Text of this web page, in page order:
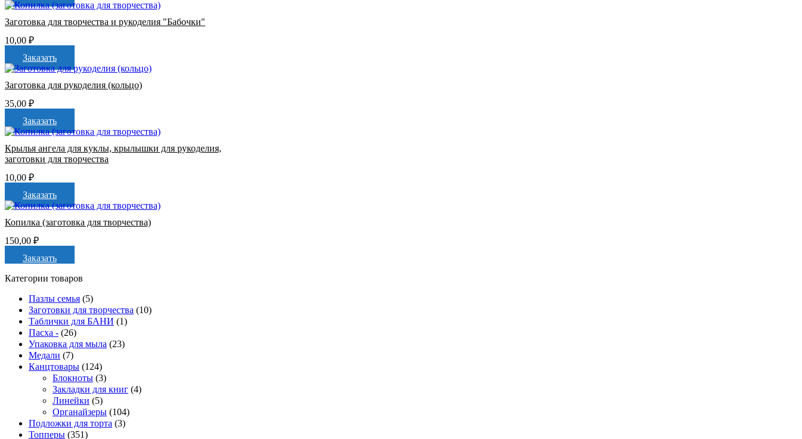
Заготовка для творчества и рукоделия "Бабочки"
10,00 ₽
Заказать
Заготовка для рукоделия (кольцо)
35,00 ₽
Заказать
Крылья ангела для куклы, крылышки для рукоделия,
заготовки для творчества
10,00 ₽
Заказать
Копилка (заготовка для творчества)
150,00 ₽
Заказать
Категории товаров
Пазлы семья (5)
Заготовки для творчества (10)
Таблички для БАНИ (1)
Пасха - (26)
Упаковка для мыла (23)
Медали (7)
Канцтовары (124)
Блокноты (3)
Закладки для книг (4)
Линейки (5)
Органайзеры (104)
Подложки для торта (3)
Топперы (351)